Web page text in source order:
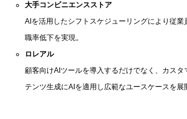
大手コンビニエンスストア
AIを活用したシフトスケジューリングにより従業
職率低下を実現。
ロレアル
顧客向けAIツールを導入するだけでなく、カスタ
テンツ生成にAIを適用し広範なユースケースを展